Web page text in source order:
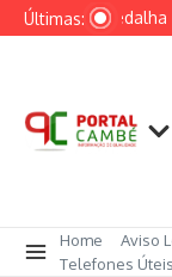
Ir para o conteúdo
Últimas:
Primeira medalha
Home Aviso
Telefones